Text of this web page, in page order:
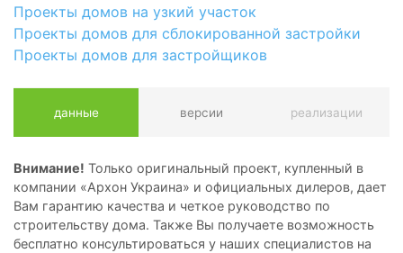
Проекты домов на узкий участок
Проекты домов для сблокированной застройки
Проекты домов для застройщиков
данные версии реализации
Внимание! Только оригинальный проект, купленный в
компании «Архон Украина» и официальных дилеров, дает
Вам гарантию качества и четкое руководство по
строительству дома. Также Вы получаете возможность
бесплатно консультироваться у наших специалистов на